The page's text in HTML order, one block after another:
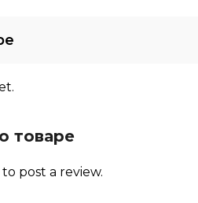
товаре
to post a review.